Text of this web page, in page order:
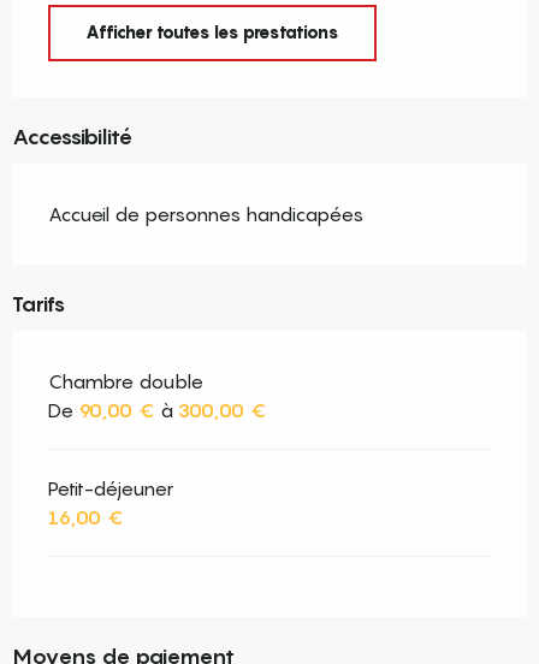
Afficher toutes les prestations
Accessibilité
Accueil de personnes handicapées
Tarifs
Chambre double
De 90,00 € à 300,00 €
Petit-déjeuner
16,00 €
Moyens de paiement